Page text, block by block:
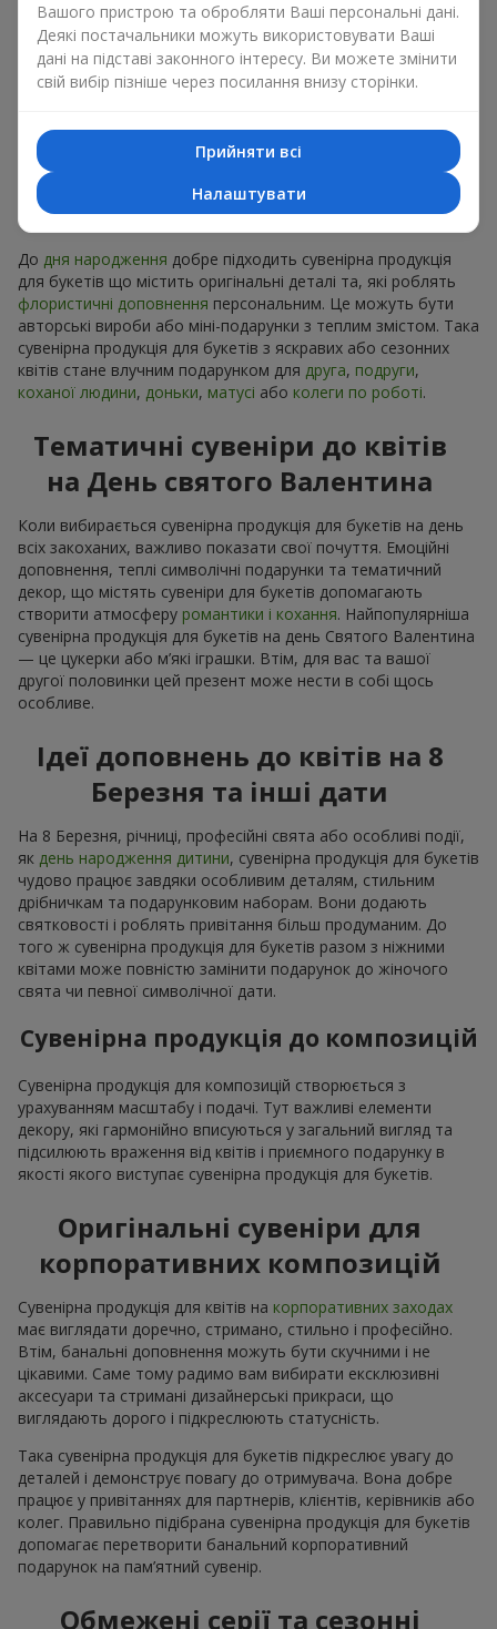
Свято задає настрій, а сувенірна продукція для букетів його
підкреслює. Саме тому сувеніри для квітів часто обирають з
урахуванням дати та події. В нашому асортименті
знайдеться сувенірна продукція для букетів, що підійде до
бюджет.
Сувенірна продукція до
букетів на День народження
До дня народження добре підходить сувенірна продукція
для букетів що містить оригінальні деталі та, які роблять
флористичні доповнення персональним. Це можуть бути
авторські вироби або міні-подарунки з теплим змістом. Така
сувенірна продукція для букетів з яскравих або сезонних
квітів стане влучним подарунком для друга, подруги,
коханої людини, доньки, матусі або колеги по роботі.
Тематичні сувеніри до квітів
на День святого Валентина
Коли вибирається сувенірна продукція для букетів на день
всіх закоханих, важливо показати свої почуття. Емоційні
доповнення, теплі символічні подарунки та тематичний
декор, що містять сувеніри для букетів допомагають
створити атмосферу романтики і кохання. Найпопулярніша
сувенірна продукція для букетів на день Святого Валентина
— це цукерки або м’які іграшки. Втім, для вас та вашої
другої половинки цей презент може нести в собі щось
особливе.
Ідеї доповнень до квітів на 8
Березня та інші дати
На 8 Березня, річниці, професійні свята або особливі події,
як день народження дитини, сувенірна продукція для букетів
чудово працює завдяки особливим деталям, стильним
дрібничкам та подарунковим наборам. Вони додають
святковості і роблять привітання більш продуманим. До
того ж сувенірна продукція для букетів разом з ніжними
квітами може повністю замінити подарунок до жіночого
свята чи певної символічної дати.
Сувенірна продукція до композицій
Сувенірна продукція для композицій створюється з
урахуванням масштабу і подачі. Тут важливі елементи
декору, які гармонійно вписуються у загальний вигляд та
підсилюють враження від квітів і приємного подарунку в
якості якого виступає сувенірна продукція для букетів.
Оригінальні сувеніри для
корпоративних композицій
Сувенірна продукція для квітів на корпоративних заходах
має виглядати доречно, стримано, стильно і професійно.
Втім, банальні доповнення можуть бути скучними і не
цікавими. Саме тому радимо вам вибирати ексклюзивні
аксесуари та стримані дизайнерські прикраси, що
виглядають дорого і підкреслюють статусність.
Така сувенірна продукція для букетів підкреслює увагу до
деталей і демонструє повагу до отримувача. Вона добре
працює у привітаннях для партнерів, клієнтів, керівників або
колег. Правильно підібрана сувенірна продукція для букетів
допомагає перетворити банальний корпоративний
подарунок на пам’ятний сувенір.
Обмежені серії та сезонні
Вашого пристрою та обробляти Ваші персональні дані.
Деякі постачальники можуть використовувати Ваші
дані на підставі законного інтересу. Ви можете змінити
свій вибір пізніше через посилання внизу сторінки.
Прийняти всі
Налаштувати